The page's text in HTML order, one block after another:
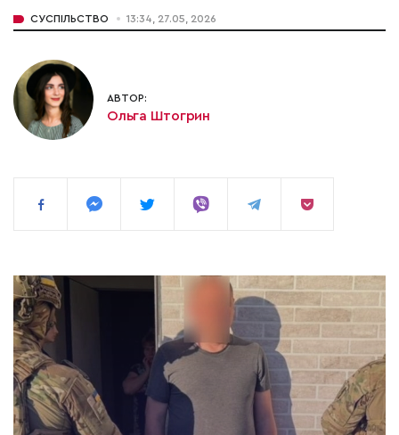
СУСПІЛЬСТВО 13:34, 27.05, 2026
АВТОР:
Ольга Штогрин